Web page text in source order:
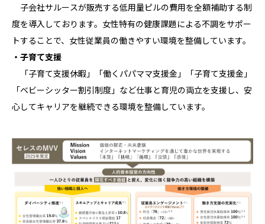
子会社サルースが販売する低用量ピルの費用を全額補助する制
度を導入しております。女性特有の健康課題による不調をサポー
トすることで、女性従業員の働きやすい環境を整備しています。
・子育て支援
「子育て支援休暇」「働くパパママ支援金」「子育て支援金」
「ベビーシッター割引制度」など仕事と育児の両立を支援し、安
心してキャリアを継続できる環境を整備しています。